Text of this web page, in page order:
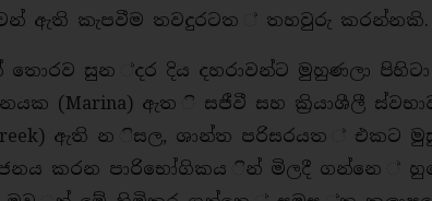
ඇති කැපවීම තවදුරටත ් තහවුරු
තොරව සුන ්දර දිය දහරාවන්ට මුහුණලා
(Marina) ඇත ි සජීවී සහ ක්‍රියාශීලී
ඇති න ිසල, ශාන්ත පරිසරයත ් එකට
කරන පාරිභෝගිකය ින් මිලදී ගන්නෙ